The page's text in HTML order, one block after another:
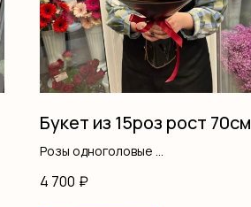
Букет из 15роз рост 70см
Розы одноголовые
4 700 ₽